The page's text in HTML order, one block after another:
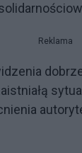
Reklama